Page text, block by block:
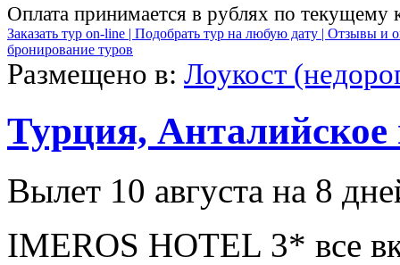
Оплата принимается в рублях по текущему
Заказать тур on-line | Подобрать тур на любую дату | Отзывы и
бронирование туров
Размещено в: Лоукост
Турция, Анталийское
Вылет 10 августа на 8
IMEROS HOTEL 3* все